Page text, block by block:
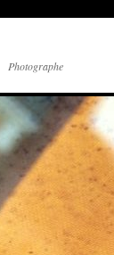
Photographe